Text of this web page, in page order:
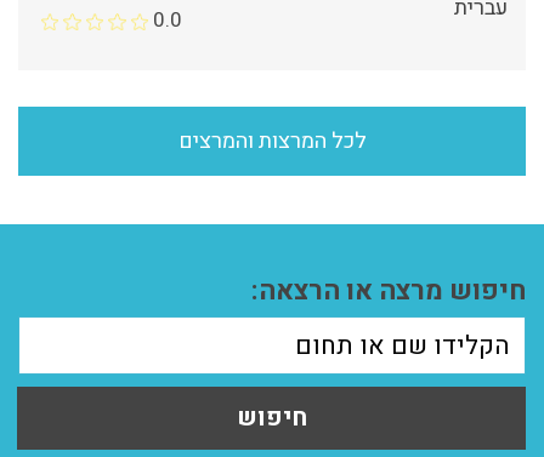
עברית 0.0
לכל המרצות והמרצים
חיפוש מרצה או הרצאה:
חיפוש